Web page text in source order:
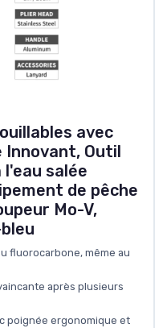
avec
Innovant, Outil
salée
de pêche
Mo-V,
fluorocarbone, même au
après plusieurs
poignée ergonomique et